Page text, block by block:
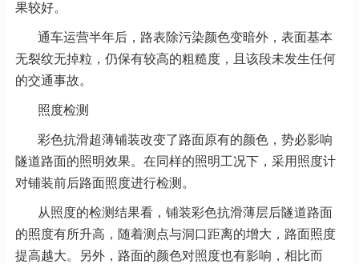
果较好。
通车运营半年后，路表除污染颜色变暗外，表面基本
无裂纹无掉粒，仍保有较高的粗糙度，且该段未发生任何
的交通事故。
照度检测
彩色抗滑超薄铺装改变了路面原有的颜色，势必影响
隧道路面的照明效果。在同样的照明工况下，采用照度计
对铺装前后路面照度进行检测。
从照度的检测结果看，铺装彩色抗滑薄层后隧道路面
的照度有所升高，随着测点与洞口距离的增大，路面照度
提高越大。另外，路面的颜色对照度也有影响，相比而